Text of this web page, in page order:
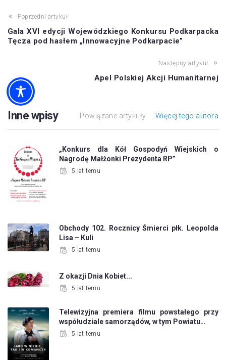
Poprzedni artykuł
Gala XVI edycji Wojewódzkiego Konkursu Podkarpacka
Tęcza pod hasłem „Innowacyjne Podkarpacie”
Następny artykuł
Apel Polskiej Akcji Humanitarnej
Inne wpisy Powiązane artykuły Więcej tego autora
„Konkurs dla Kół Gospodyń Wiejskich o
Nagrodę Małżonki Prezydenta RP”
5 lat temu
Obchody 102. Rocznicy Śmierci płk. Leopolda
Lisa – Kuli
5 lat temu
Z okazji Dnia Kobiet...
5 lat temu
Telewizyjna premiera filmu powstałego przy
współudziale samorządów, w tym Powiatu…
5 lat temu